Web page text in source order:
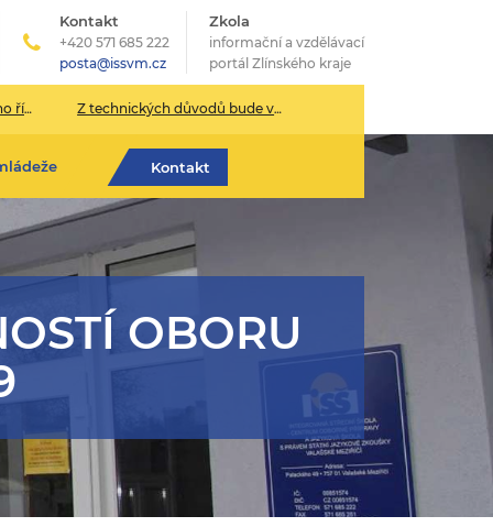
Kontakt
+420 571 685 222
posta@issvm.cz
Zkola
informační a vzdělávací
portál Zlínského kraje
2027 Z technických důvodů bude v pondělí 13. července sekretariát školy uzavřen.
Kontakt
OBORU